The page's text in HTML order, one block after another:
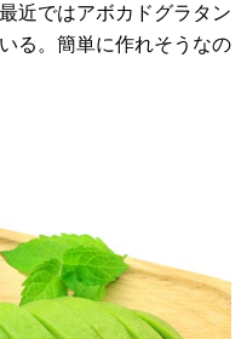
近ではアボカドグラタン
る。簡単に作れそうなの